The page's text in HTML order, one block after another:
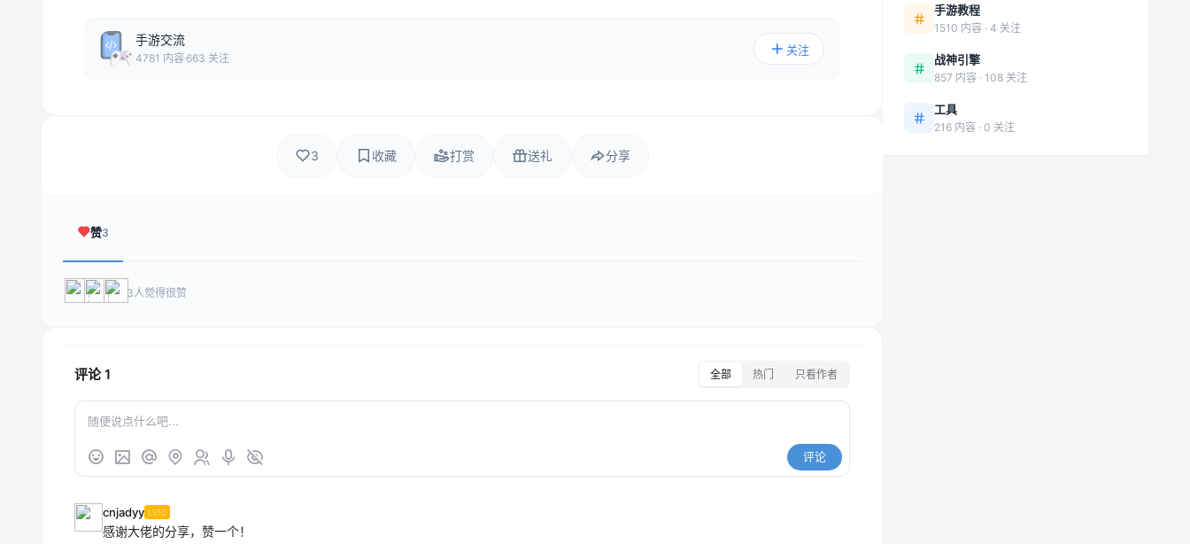
手游交流
4781 内容 663 关注
关注
3 收藏 打赏 送礼 分享
赞3
3人觉得很赞
评论1 全部 热门 只看作者
评论
cnjadyy LV10
感谢大佬的分享，赞一个！
手游教程
1510 内容 · 4 关注
战神引擎
857 内容 · 108 关注
工具
216 内容 · 0 关注